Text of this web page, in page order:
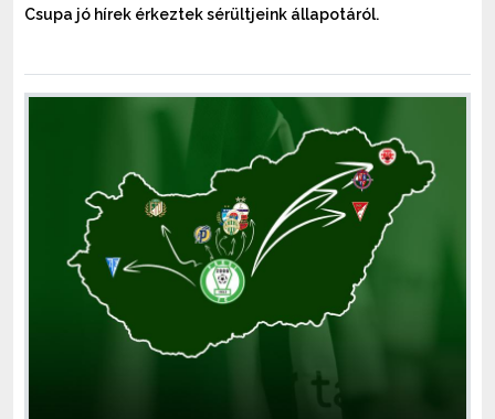
Csupa jó hírek érkeztek sérültjeink állapotáról.